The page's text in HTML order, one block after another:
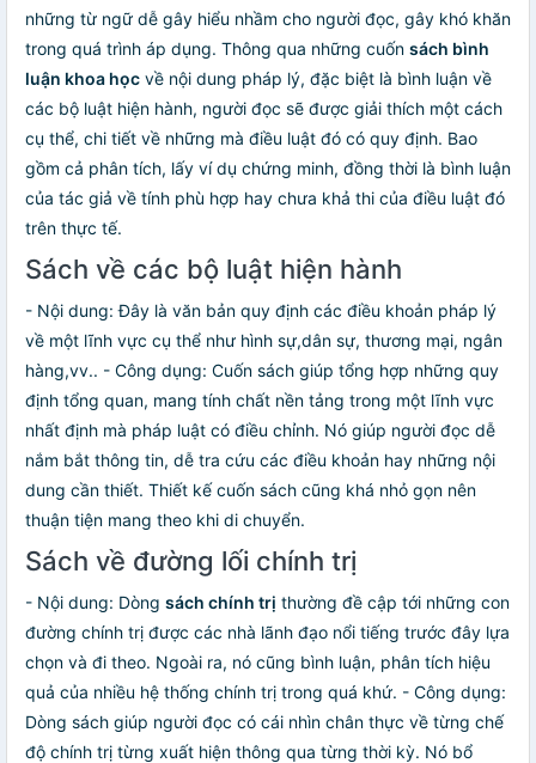
những từ ngữ dễ gây hiểu nhầm cho người đọc, gây khó khăn
trong quá trình áp dụng. Thông qua những cuốn sách bình
luận khoa học về nội dung pháp lý, đặc biệt là bình luận về
các bộ luật hiện hành, người đọc sẽ được giải thích một cách
cụ thể, chi tiết về những mà điều luật đó có quy định. Bao
gồm cả phân tích, lấy ví dụ chứng minh, đồng thời là bình luận
của tác giả về tính phù hợp hay chưa khả thi của điều luật đó
trên thực tế.
Sách về các bộ luật hiện hành
- Nội dung: Đây là văn bản quy định các điều khoản pháp lý
về một lĩnh vực cụ thể như hình sự,dân sự, thương mại, ngân
hàng,vv.. - Công dụng: Cuốn sách giúp tổng hợp những quy
định tổng quan, mang tính chất nền tảng trong một lĩnh vực
nhất định mà pháp luật có điều chỉnh. Nó giúp người đọc dễ
nắm bắt thông tin, dễ tra cứu các điều khoản hay những nội
dung cần thiết. Thiết kế cuốn sách cũng khá nhỏ gọn nên
thuận tiện mang theo khi di chuyển.
Sách về đường lối chính trị
- Nội dung: Dòng sách chính trị thường đề cập tới những con
đường chính trị được các nhà lãnh đạo nổi tiếng trước đây lựa
chọn và đi theo. Ngoài ra, nó cũng bình luận, phân tích hiệu
quả của nhiều hệ thống chính trị trong quá khứ. - Công dụng:
Dòng sách giúp người đọc có cái nhìn chân thực về từng chế
độ chính trị từng xuất hiện thông qua từng thời kỳ. Nó bổ